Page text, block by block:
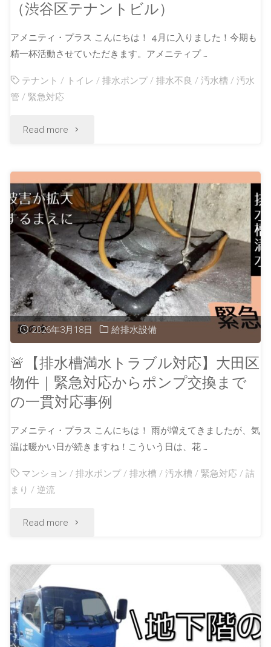
（渋谷区テナントビル）
アメニティ・プラス こんにちは！ 4月に入りました！今期も
精一杯活動させていただきます。アメニティプ …
テナント / トイレ /排水ポンプ/排水不良 /汚水槽 /汚水
管 / 緊急対応
Read more
2026年3月18日 給排水設備
🚨【排水槽満水トラブル対応】大田区
物件｜緊急対応からポンプ交換まで
の一貫対応事例
アメニティ・プラス こんにちは！ 雨が増えてきましたが、気
温は暖かい日が続きますね！こういう日は、花 …
マンション /排水ポンプ/排水槽 /汚水槽 / 緊急対応 /詰
まり /逆流
Read more